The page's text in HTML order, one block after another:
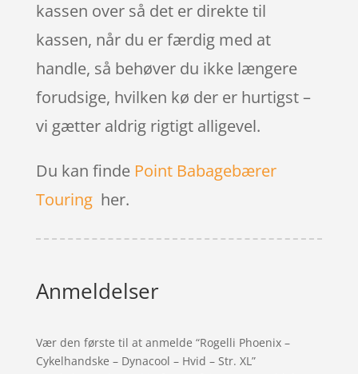
kassen over så det er direkte til
kassen, når du er færdig med at
handle, så behøver du ikke længere
forudsige, hvilken kø der er hurtigst –
vi gætter aldrig rigtigt alligevel.
Du kan finde Point Babagebærer
Touringher.
Anmeldelser
Vær den første til at anmelde “Rogelli Phoenix –
Cykelhandske – Dynacool – Hvid – Str. XL”